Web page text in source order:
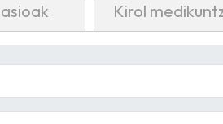
Kirol